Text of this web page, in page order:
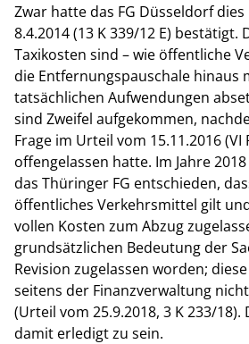
Zwar hatte das FG Düsseldorf
8.4.2014 (13 K 339/12 E) bestätigt.
Taxikosten sind – wie öffentliche
die Entfernungspauschale hinaus
tatsächlichen Aufwendungen
sind Zweifel aufgekommen,
Frage im Urteil vom 15.11.2016
offengelassen hatte. Im Jahre
das Thüringer FG entschieden,
öffentliches Verkehrsmittel gilt
vollen Kosten zum Abzug
grundsätzlichen Bedeutung der
Revision zugelassen worden;
seitens der Finanzverwaltung
(Urteil vom 25.9.2018, 3 K 233/18).
damit erledigt zu sein.